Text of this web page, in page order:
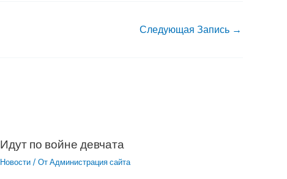
Следующая Запись →
Идут по войне девчата
Новости / ОтАдминистрация сайта